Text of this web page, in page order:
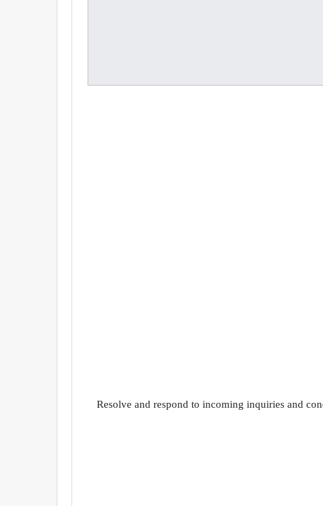
Resolve and respond to incoming inquiries and